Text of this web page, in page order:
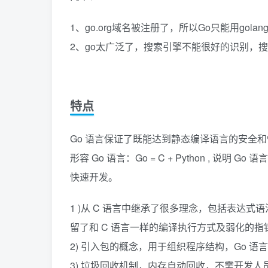
1、go.org域名被注册了，所以Go只能用
2、go太广泛了，搜索引擎不能很好的识别，
特点
Go 语言保证了既能达到静态编译语言的安全
形容 Go 语言：Go = C + Python , 说明 Go 语
快速开发。
1 )从 C 语言中继承了很多理念，包括表达式
留了和 C 语言一样的编译执行方式及弱化的指
2) 引入包的概念，用于组织程序结构，Go 语